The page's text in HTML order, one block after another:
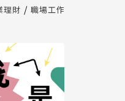
要說明及資產合併結果
系統維護中，本站同步暫
理財
職場工作